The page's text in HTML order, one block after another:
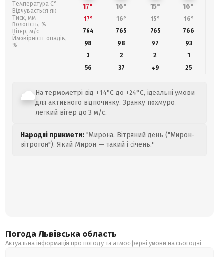
Температура С°
Відчувається як
Тиск, мм
Вологість, %
Вітер, м/с
Ймовірність опадів,
%
17° 16° 15° 16°
17° 16° 15° 16°
764
765 765 766
98
98 97 93
3
2 2
1
56
37 49 25
На термометрі від +14°C до +24°C, ідеальні умови
для активного відпочинку. Зранку похмуро,
легкий вітер до 3 м/с.
Народні прикмети: "Мирона. Вітряний день ("Мирон-
вітрогон"). Який Мирон — такий і січень."
Погода Львівська область
Актуальна інформація про погоду та атмосферні умови на сьогодні